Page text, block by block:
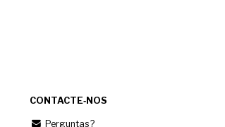
CONTACTE‑NOS
Perguntas?